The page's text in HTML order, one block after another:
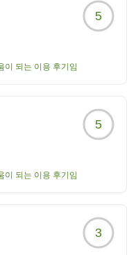
5
이 되는 이용 후기임
5
이 되는 이용 후기임
3